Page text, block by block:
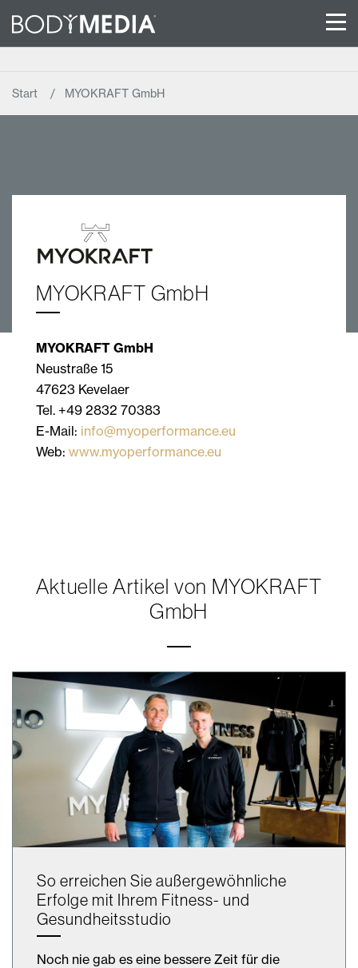
Start MYOKRAFT GmbH
MYOKRAFT GmbH
MYOKRAFT GmbH
Neustraße 15
47623 Kevelaer
Tel. +49 2832 70383
E-Mail: info@myoperformance.eu
Web: www.myoperformance.eu
Aktuelle Artikel von MYOKRAFT
GmbH
So erreichen Sie außergewöhnliche
Erfolge mit Ihrem Fitness- und
Gesundheitsstudio
Noch nie gab es eine bessere Zeit für die